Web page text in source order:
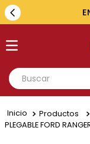
Buscar
1.
toyota
Productos
PLEGABLE FORD